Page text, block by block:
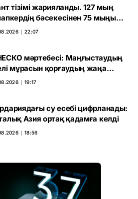
тізімі жарияланды. 127 мың
бәсекесінен 75 мыңы
∣ 22:07
мәртебесі: Маңғыстаудың
мұрасын қорғаудың жаңа
басталды
∣ 19:17
су есебі цифрланады:
Азия ортақ қадамға келді
∣ 18:56